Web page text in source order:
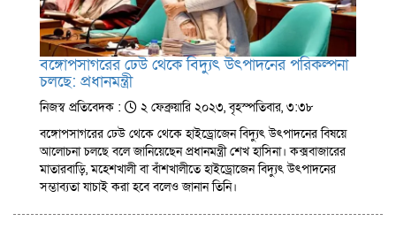
বঙ্গোপসাগরের ঢেউ থেকে বিদ্যুৎ উৎপাদনের পরিকল্পনা
চলছে: প্রধানমন্ত্রী
নিজস্ব প্রতিবেদক :
২ ফেব্রুয়ারি ২০২৩, বৃহস্পতিবার, ৩:৩৮
বঙ্গোপসাগরের ঢেউ থেকে থেকে হাইড্রোজেন বিদ্যুৎ উৎপাদনের বিষয়ে
আলোচনা চলছে বলে জানিয়েছেন প্রধানমন্ত্রী শেখ হাসিনা। কক্সবাজারের
মাতারবাড়ি, মহেশখালী বা বাঁশখালীতে হাইড্রোজেন বিদ্যুৎ উৎপাদনের
সম্ভাব্যতা যাচাই করা হবে বলেও জানান তিনি।